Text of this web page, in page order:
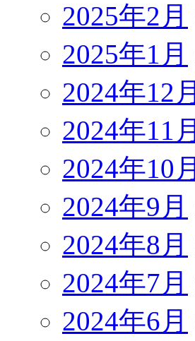
2025年2月
2025年1月
2024年12月
2024年11月
2024年10月
2024年9月
2024年8月
2024年7月
2024年6月